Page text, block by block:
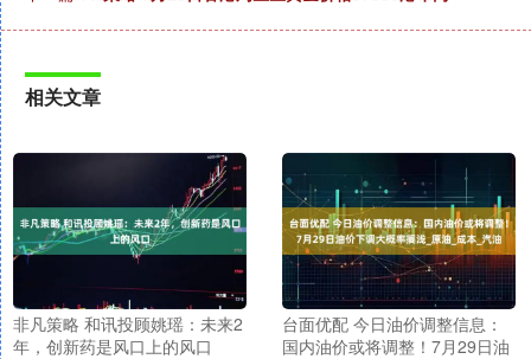
相关文章
非凡策略 和讯投顾姚瑶：未来2
年，创新药是风口上的风口
台面优配 今日油价调整信息：
国内油价或将调整！7月29日油